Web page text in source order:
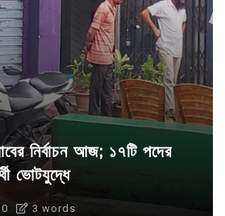
নির্বাচন আজ; ১৭টি পদের
ভোটযুদ্ধে
0 3 words